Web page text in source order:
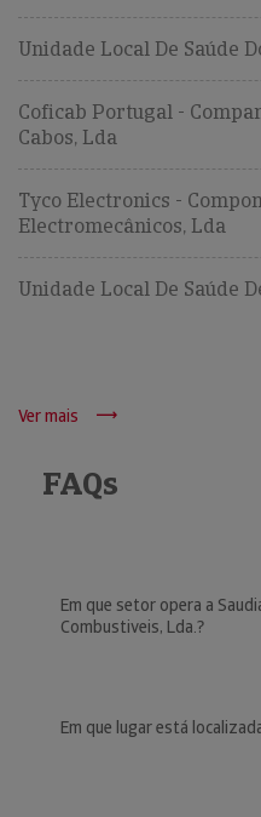
Unidade Local De Saúde
Coficab Portugal -
Cabos, Lda
Tyco Electronics -
Electromecânicos, Lda
Unidade Local De Saúde
Ver mais
FAQs
Em que setor opera a
Combustiveis, Lda.?
Em que lugar está